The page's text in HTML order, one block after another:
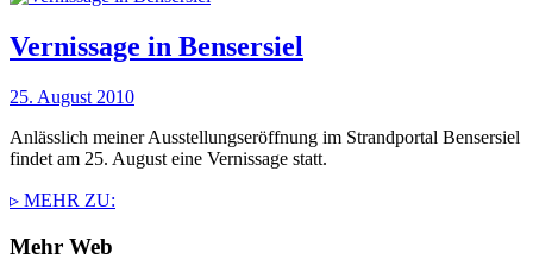
Vernissage in Bensersiel
25. August 2010
Anlässlich meiner Ausstellungseröffnung im Strandportal Bensersiel
findet am 25. August eine Vernissage statt.
▹ MEHR ZU:
Mehr Web